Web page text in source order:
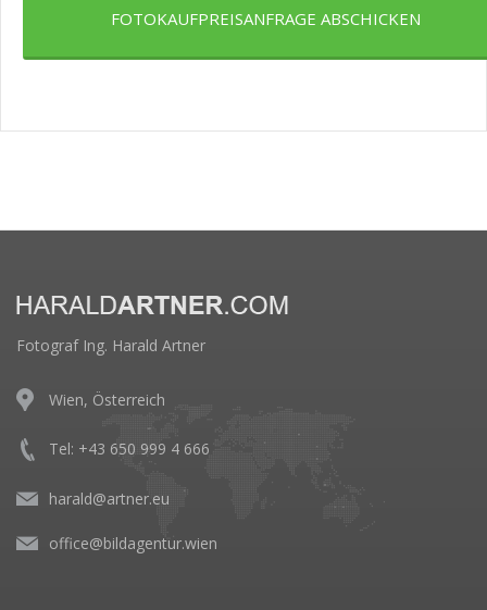
FOTOKAUFPREISANFRAGE ABSCHICKEN
Fotograf Ing. Harald Artner
Wien, Österreich
Tel: +43 650 999 4 666
harald@artner.eu
office@bildagentur.wien